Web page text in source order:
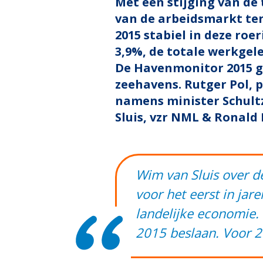
van de arbeidsmarkt
2015 stabiel in deze
3,9%, de totale
De Havenmonitor 2015
zeehavens. Rutger
namens minister
Sluis, vzr NML &
Wim van Sluis over
voor het eerst in
landelijke
2015 beslaan. Voor